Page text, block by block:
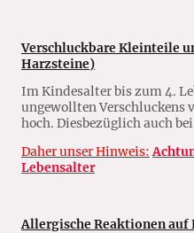
Verschluckbare Kleinteile
Harzsteine)
Im Kindesalter bis zum 4.
ungewollten Verschluckens
hoch. Diesbezüglich auch
Daher unser Hinweis:
Lebensalter
Allergische Reaktionen auf